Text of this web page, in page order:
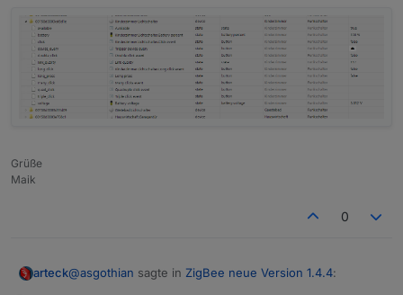
Grüße
Maik
0
arteck@asgothian sagte in ZigBee neue Version 1.4.4: